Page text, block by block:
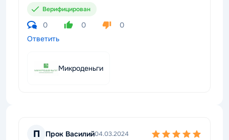
Верифицирован
0 0
0
Ответить
Микроденьги
П Прок Василий04.03.2024